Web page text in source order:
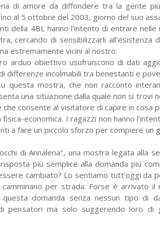
di amore da diffondere tra la gente
al 5 ottobre del 2003, giorno del suo
della 4BL hanno l'intento di entrare
cercando di sensibilizzarli all'esistenza
estremamente vicini al nostro.
arduo obiettivo usufruiscono di dati
differenze incolmabili tra benestanti e
questa mostra, che non racconto
una situazione dalla quale non si trovi
consente al visitatore di capire in cosa
economica. I ragazzi non hanno
a fare un piccolo sforzo per compiere un
di Annalena", una mostra legata alla
più semplice alla domanda più
cambiato? Lo sentiamo tutt'oggi da
per strada. Forse è arrivato
domanda senza nessun tipo di
pensatori ma solo suggerendo loro di